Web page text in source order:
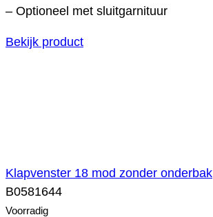
– Optioneel met sluitgarnituur
Bekijk product
Klapvenster 18 mod zonder onderbak
B0581644
Voorradig